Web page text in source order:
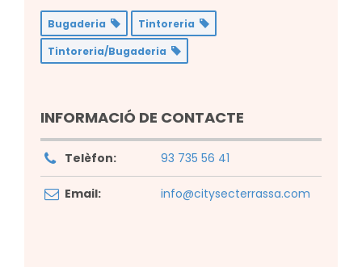
Bugaderia
Tintoreria
Tintoreria/Bugaderia
INFORMACIÓ DE CONTACTE
Telèfon: 93 735 56 41
Email: info@citysecterrassa.com